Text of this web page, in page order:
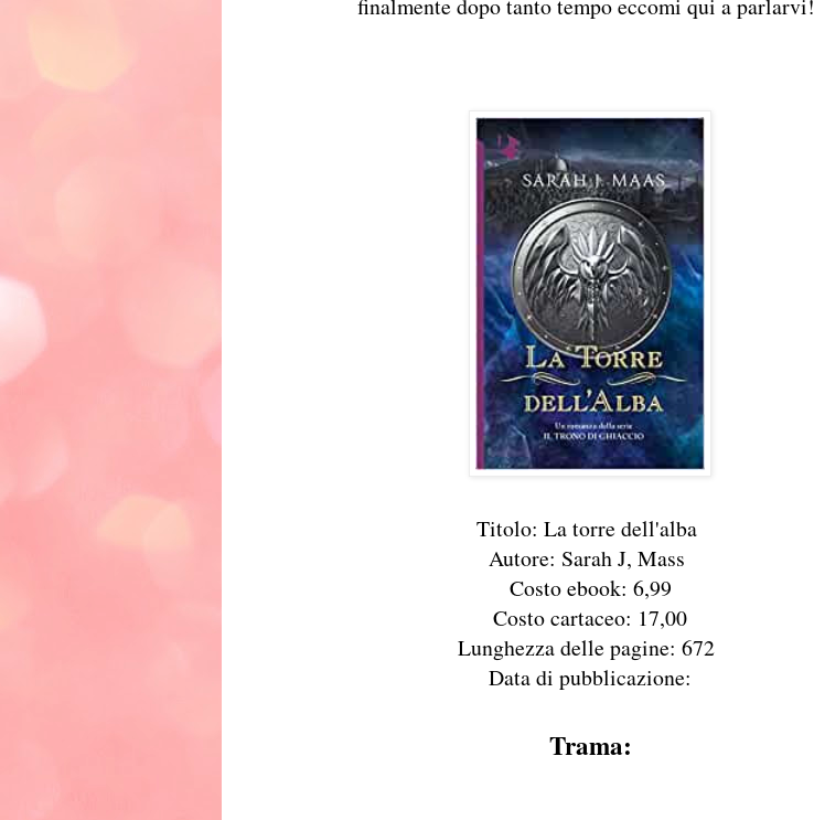
Titolo: La torre dell'alba
Autore: Sarah J, Mass
Costo ebook: 6,99
Costo cartaceo: 17,00
Lunghezza delle pagine: 672
Data di pubblicazione:
Trama: